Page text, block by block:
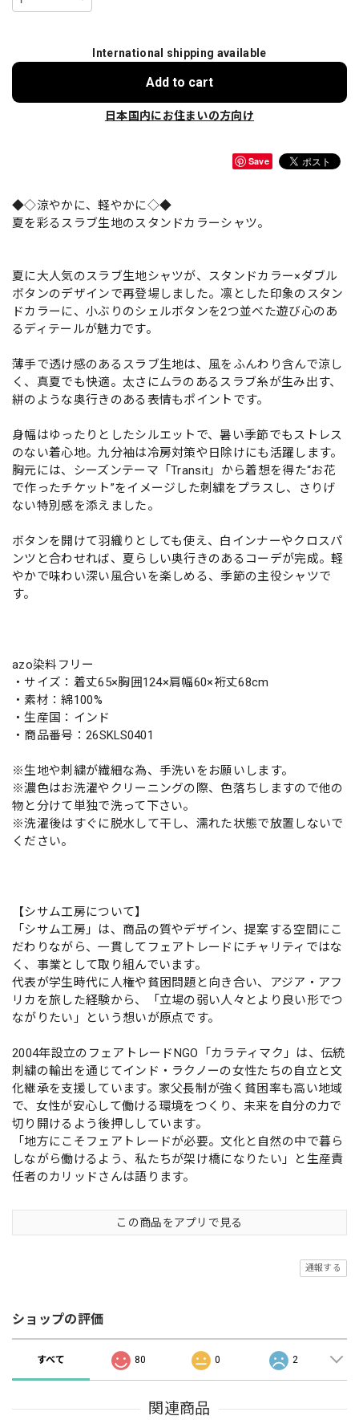
International shipping available
Add to cart
日本国内にお住まいの方向け
Save
◆◇涼やかに、軽やかに◇◆
夏を彩るスラブ生地のスタンドカラーシャツ。
夏に大人気のスラブ生地シャツが、スタンドカラー×ダブル
ボタンのデザインで再登場しました。凛とした印象のスタン
ドカラーに、小ぶりのシェルボタンを2つ並べた遊び心のあ
るディテールが魅力です。
薄手で透け感のあるスラブ生地は、風をふんわり含んで涼し
く、真夏でも快適。太さにムラのあるスラブ糸が生み出す、
絣のような奥行きのある表情もポイントです。
身幅はゆったりとしたシルエットで、暑い季節でもストレス
のない着心地。九分袖は冷房対策や日除けにも活躍します。
胸元には、シーズンテーマ「Transit」から着想を得た“お花
で作ったチケット”をイメージした刺繍をプラスし、さりげ
ない特別感を添えました。
ボタンを開けて羽織りとしても使え、白インナーやクロスパ
ンツと合わせれば、夏らしい奥行きのあるコーデが完成。軽
やかで味わい深い風合いを楽しめる、季節の主役シャツで
す。
azo染料フリー
・サイズ：着丈65×胸囲124×肩幅60×裄丈68cm
・素材：綿100%
・生産国：インド
・商品番号：26SKLS0401
※生地や刺繍が繊細な為、手洗いをお願いします。
※濃色はお洗濯やクリーニングの際、色落ちしますので他の
物と分けて単独で洗って下さい。
※洗濯後はすぐに脱水して干し、濡れた状態で放置しないで
ください。
【シサム工房について】
「シサム工房」は、商品の質やデザイン、提案する空間にこ
だわりながら、一貫してフェアトレードにチャリティではな
く、事業として取り組んでいます。
代表が学生時代に人権や貧困問題と向き合い、アジア・アフ
リカを旅した経験から、「立場の弱い人々とより良い形でつ
ながりたい」という想いが原点です。
2004年設立のフェアトレードNGO「カラティマク」は、伝統
刺繍の輸出を通じてインド・ラクノーの女性たちの自立と文
化継承を支援しています。家父長制が強く貧困率も高い地域
で、女性が安心して働ける環境をつくり、未来を自分の力で
切り開けるよう後押ししています。
「地方にこそフェアトレードが必要。文化と自然の中で暮ら
しながら働けるよう、私たちが架け橋になりたい」と生産責
任者のカリッドさんは語ります。
この商品をアプリで見る
通報する
ショップの評価
すべて 80 0 2
関連商品